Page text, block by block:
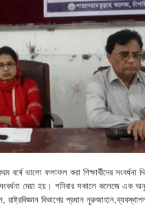
বর্ষে ভালো ফলাফল করা শিক্ষার্থীদের
দেয়া হয়। শনিবার সকালে কলেজে এক
বিভাগের প্রধান